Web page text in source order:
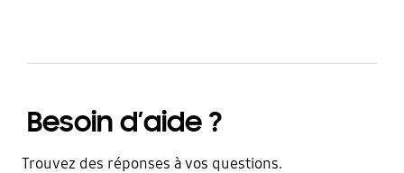
Besoin d’aide ?
Trouvez des réponses à vos questions.